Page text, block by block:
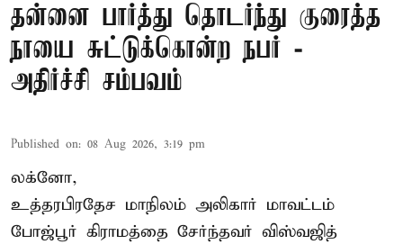
தன்னை பார்த்து தொடர்ந்து குரைத்த
நாயை சுட்டுக்கொன்ற நபர் -
அதிர்ச்சி சம்பவம்
Published on: 08 Aug 2026, 3:19 pm
லக்னோ,
உத்தரபிரதேச மாநிலம் அலிகார் மாவட்டம்
போஜ்பூர் கிராமத்தை சேர்ந்தவர் விஸ்வஜித்